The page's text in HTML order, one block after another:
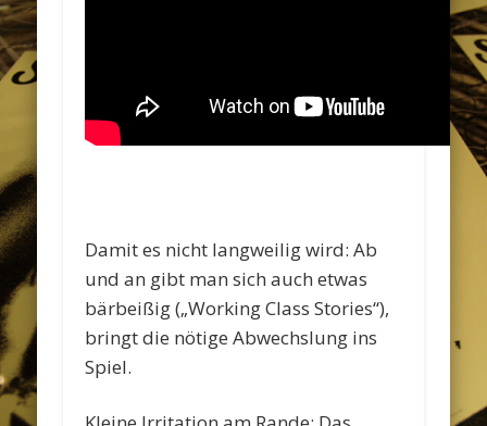
Damit es nicht langweilig wird: Ab
und an gibt man sich auch etwas
bärbeißig („Working Class Stories“),
bringt die nötige Abwechslung ins
Spiel.